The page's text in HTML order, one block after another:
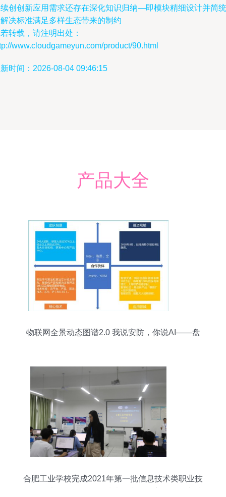
创创新应用需求还存在深化知识归纳—即模块精细设计并简统
决标准满足多样生态带来的制约
转载，请注明出处：
www.cloudgameyun.com/product/90.html
时间：2026-08-04 09:46:15
产品大全
物联网全景动态图谱2.0 我说安防，你说AI——盘
合肥工业学校完成2021年第一批信息技术类职业技